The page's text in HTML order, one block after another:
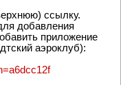
ссылку.
добавления
приложение
аэроклуб):